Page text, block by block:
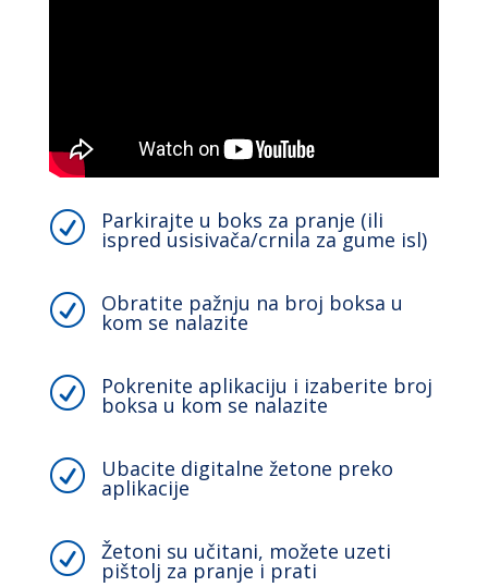
R Parkirajte u boks za pranje (ili
ispred usisivača/crnila za gume isl)
R Obratite pažnju na broj boksa u
kom se nalazite
R Pokrenite aplikaciju i izaberite broj
boksa u kom se nalazite
R Ubacite digitalne žetone preko
aplikacije
R Žetoni su učitani, možete uzeti
pištolj za pranje i prati